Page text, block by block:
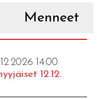
Menneet
14:00
12.12.